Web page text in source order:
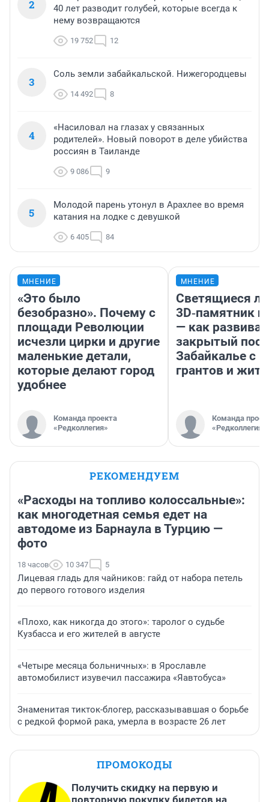
2
40 лет разводит голубей, которые всегда к
нему возвращаются
19 752 12
3
Соль земли забайкальской. Нижегородцевы
14 492 8
4
«Насиловал на глазах у связанных
родителей». Новый поворот в деле убийства
россиян в Таиланде
9 086 9
5
Молодой парень утонул в Арахлее во время
катания на лодке с девушкой
6 405 84
МНЕНИЕ
«Это было
безобразно». Почему с
площади Революции
исчезли цирки и другие
маленькие детали,
которые делают город
удобнее
Команда проекта
«Редколлегия»
МНЕНИЕ
Светящиеся
3D‑памятник и
— как
закрытый
Забайкалье с
грантов и
Команда
«Редколлегия»
РЕКОМЕНДУЕМ
«Расходы на топливо колоссальные»:
как многодетная семья едет на
автодоме из Барнаула в Турцию —
фото
18 часов 10 347 5
Лицевая гладь для чайников: гайд от набора петель
до первого готового изделия
«Плохо, как никогда до этого»: таролог о судьбе
Кузбасса и его жителей в августе
«Четыре месяца больничных»: в Ярославле
автомобилист изувечил пассажира «Яавтобуса»
Знаменитая тикток-блогер, рассказывавшая о борьбе
с редкой формой рака, умерла в возрасте 26 лет
ПРОМОКОДЫ
Получить скидку на первую и